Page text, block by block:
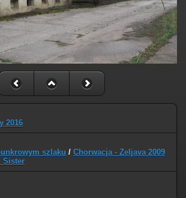
2016
szlaku / Chorwacja - Zeljava 2009
Sister